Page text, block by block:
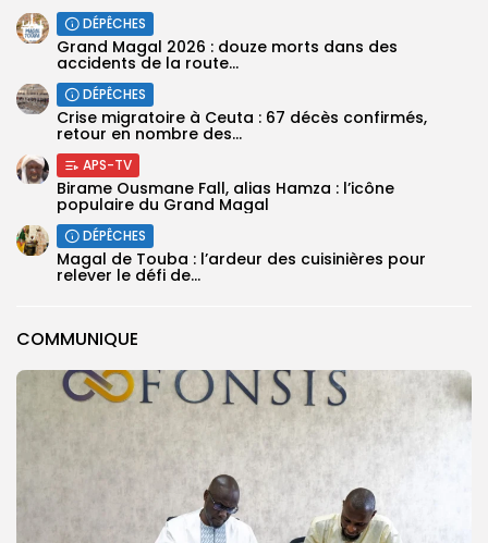
COMMUNIQUE
DÉPÊCHES
Grand Magal 2026 : douze morts dans des
accidents de la route...
DÉPÊCHES
Crise migratoire à Ceuta : 67 décès confirmés,
retour en nombre des...
APS-TV
Birame Ousmane Fall, alias Hamza : l’icône
populaire du Grand Magal
DÉPÊCHES
Magal de Touba : l’ardeur des cuisinières pour
relever le défi de...